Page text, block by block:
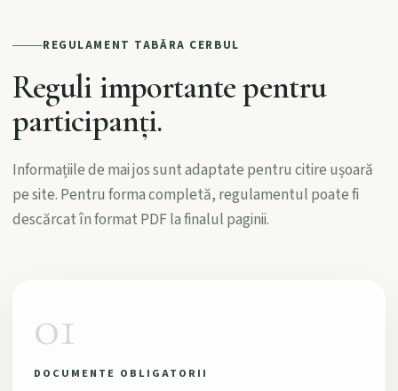
REGULAMENT TABĂRA CERBUL
Reguli importante pentru
participanți.
Informațiile de mai jos sunt adaptate pentru citire ușoară
pe site. Pentru forma completă, regulamentul poate fi
descărcat în format PDF la finalul paginii.
01
DOCUMENTE OBLIGATORII